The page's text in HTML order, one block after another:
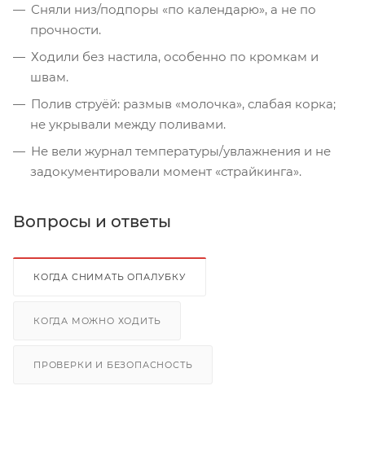
Сняли низ/подпоры «по календарю», а не по
прочности.
Ходили без настила, особенно по кромкам и
швам.
Полив струёй: размыв «молочка», слабая корка;
не укрывали между поливами.
Не вели журнал температуры/увлажнения и не
задокументировали момент «страйкинга».
Вопросы и ответы
КОГДА СНИМАТЬ ОПАЛУБКУ
КОГДА МОЖНО ХОДИТЬ
ПРОВЕРКИ И БЕЗОПАСНОСТЬ